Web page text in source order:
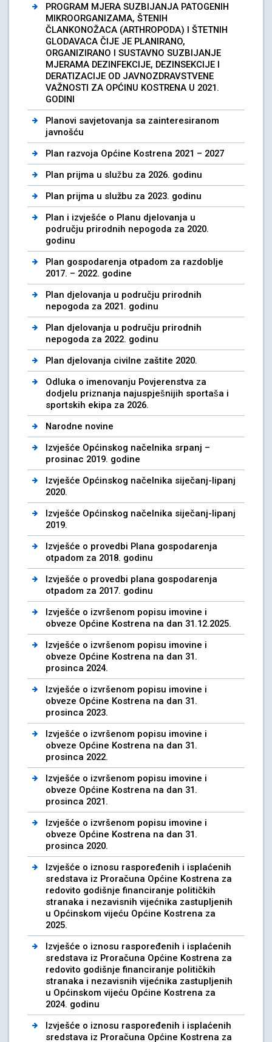
PROGRAM MJERA SUZBIJANJA PATOGENIH
MIKROORGANIZAMA, ŠTENIH
ČLANKONOŽACA (ARTHROPODA) I ŠTETNIH
GLODAVACA ČIJE JE PLANIRANO,
ORGANIZIRANO I SUSTAVNO SUZBIJANJE
MJERAMA DEZINFEKCIJE, DEZINSEKCIJE I
DERATIZACIJE OD JAVNOZDRAVSTVENE
VAŽNOSTI ZA OPĆINU KOSTRENA U 2021.
GODINI
Planovi savjetovanja sa zainteresiranom
javnošću
Plan razvoja Općine Kostrena 2021 – 2027
Plan prijma u službu za 2026. godinu
Plan prijma u službu za 2023. godinu
Plan i izvješće o Planu djelovanja u
području prirodnih nepogoda za 2020.
godinu
Plan gospodarenja otpadom za razdoblje
2017. – 2022. godine
Plan djelovanja u području prirodnih
nepogoda za 2021. godinu
Plan djelovanja u podruĉju prirodnih
nepogoda za 2022. godinu
Plan djelovanja civilne zaštite 2020.
Odluka o imenovanju Povjerenstva za
dodjelu priznanja najuspješnijih sportaša i
sportskih ekipa za 2026.
Narodne novine
Izvješće Općinskog načelnika srpanj –
prosinac 2019. godine
Izvješće Općinskog načelnika siječanj-lipanj
2020.
Izvješće Općinskog načelnika siječanj-lipanj
2019.
Izvješće o provedbi Plana gospodarenja
otpadom za 2018. godinu
Izvješće o provedbi plana gospodarenja
otpadom za 2017. godinu
Izvješće o izvršenom popisu imovine i
obveze Općine Kostrena na dan 31.12.2025.
Izvješće o izvršenom popisu imovine i
obveze Općine Kostrena na dan 31.
prosinca 2024.
Izvješće o izvršenom popisu imovine i
obveze Općine Kostrena na dan 31.
prosinca 2023.
Izvješće o izvršenom popisu imovine i
obveze Općine Kostrena na dan 31.
prosinca 2022.
Izvješće o izvršenom popisu imovine i
obveze Općine Kostrena na dan 31.
prosinca 2021.
Izvješće o izvršenom popisu imovine i
obveze Općine Kostrena na dan 31.
prosinca 2020.
Izvješće o iznosu raspoređenih i isplaćenih
sredstava iz Proračuna Općine Kostrena za
redovito godišnje financiranje političkih
stranaka i nezavisnih vijećnika zastupljenih
u Općinskom vijeću Općine Kostrena za
2025.
Izvješće o iznosu raspoređenih i isplaćenih
sredstava iz Proračuna Općine Kostrena za
redovito godišnje financiranje političkih
stranaka i nezavisnih vijećnika zastupljenih
u Općinskom vijeću Općine Kostrena za
2024. godinu
Izvješće o iznosu raspoređenih i isplaćenih
sredstava iz Proračuna Općine Kostrena za